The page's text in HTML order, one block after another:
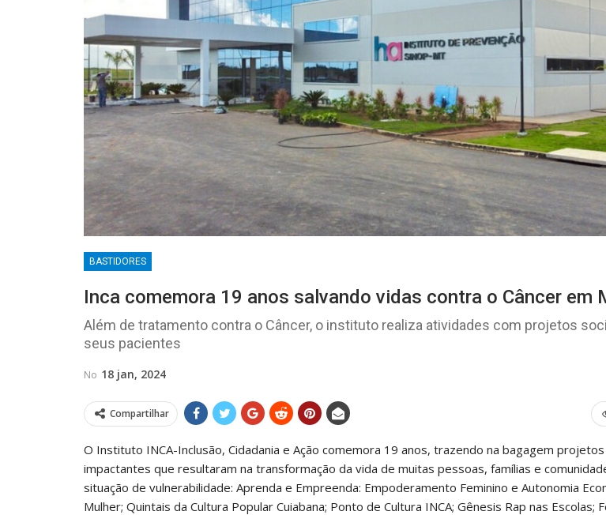
BASTIDORES
Inca comemora 19 anos salvando vidas contra o Câncer em
Além de tratamento contra o Câncer, o instituto realiza atividades com projetos
seus pacientes
No 18 jan, 2024
Compartilhar
O Instituto INCA-Inclusão, Cidadania e Ação comemora 19 anos, trazendo na bagagem projetos
impactantes que resultaram na transformação da vida de muitas pessoas, famílias e
situação de vulnerabilidade: Aprenda e Empreenda: Empoderamento Feminino e Autonomia
Mulher; Quintais da Cultura Popular Cuiabana; Ponto de Cultura INCA; Gênesis Rap nas Escolas;